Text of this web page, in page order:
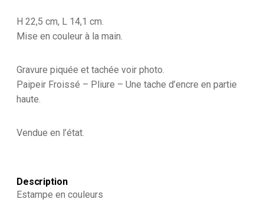
H 22,5 cm, L 14,1 cm.
Mise en couleur à la main.
Gravure piquée et tachée voir photo.
Paipeir Froissé – Pliure – Une tache d’encre en partie
haute.
Vendue en l’état.
Description
Estampe en couleurs